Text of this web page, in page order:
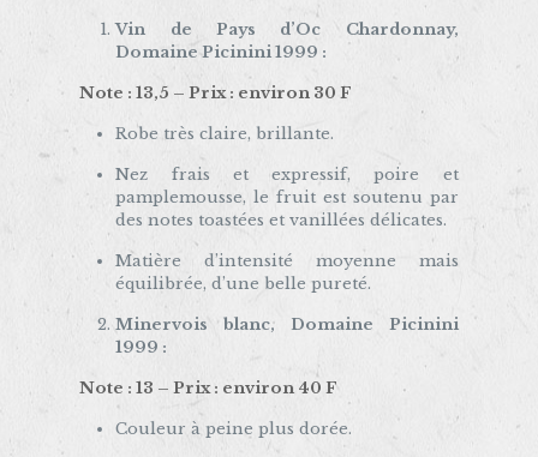
Vin de Pays d’Oc Chardonnay,
Domaine Picinini 1999 :
Note : 13,5 – Prix : environ 30 F
Robe très claire, brillante.
Nez frais et expressif, poire et
pamplemousse, le fruit est soutenu par
des notes toastées et vanillées délicates.
Matière d’intensité moyenne mais
équilibrée, d’une belle pureté.
Minervois blanc, Domaine Picinini
1999 :
Note : 13 – Prix : environ 40 F
Couleur à peine plus dorée.